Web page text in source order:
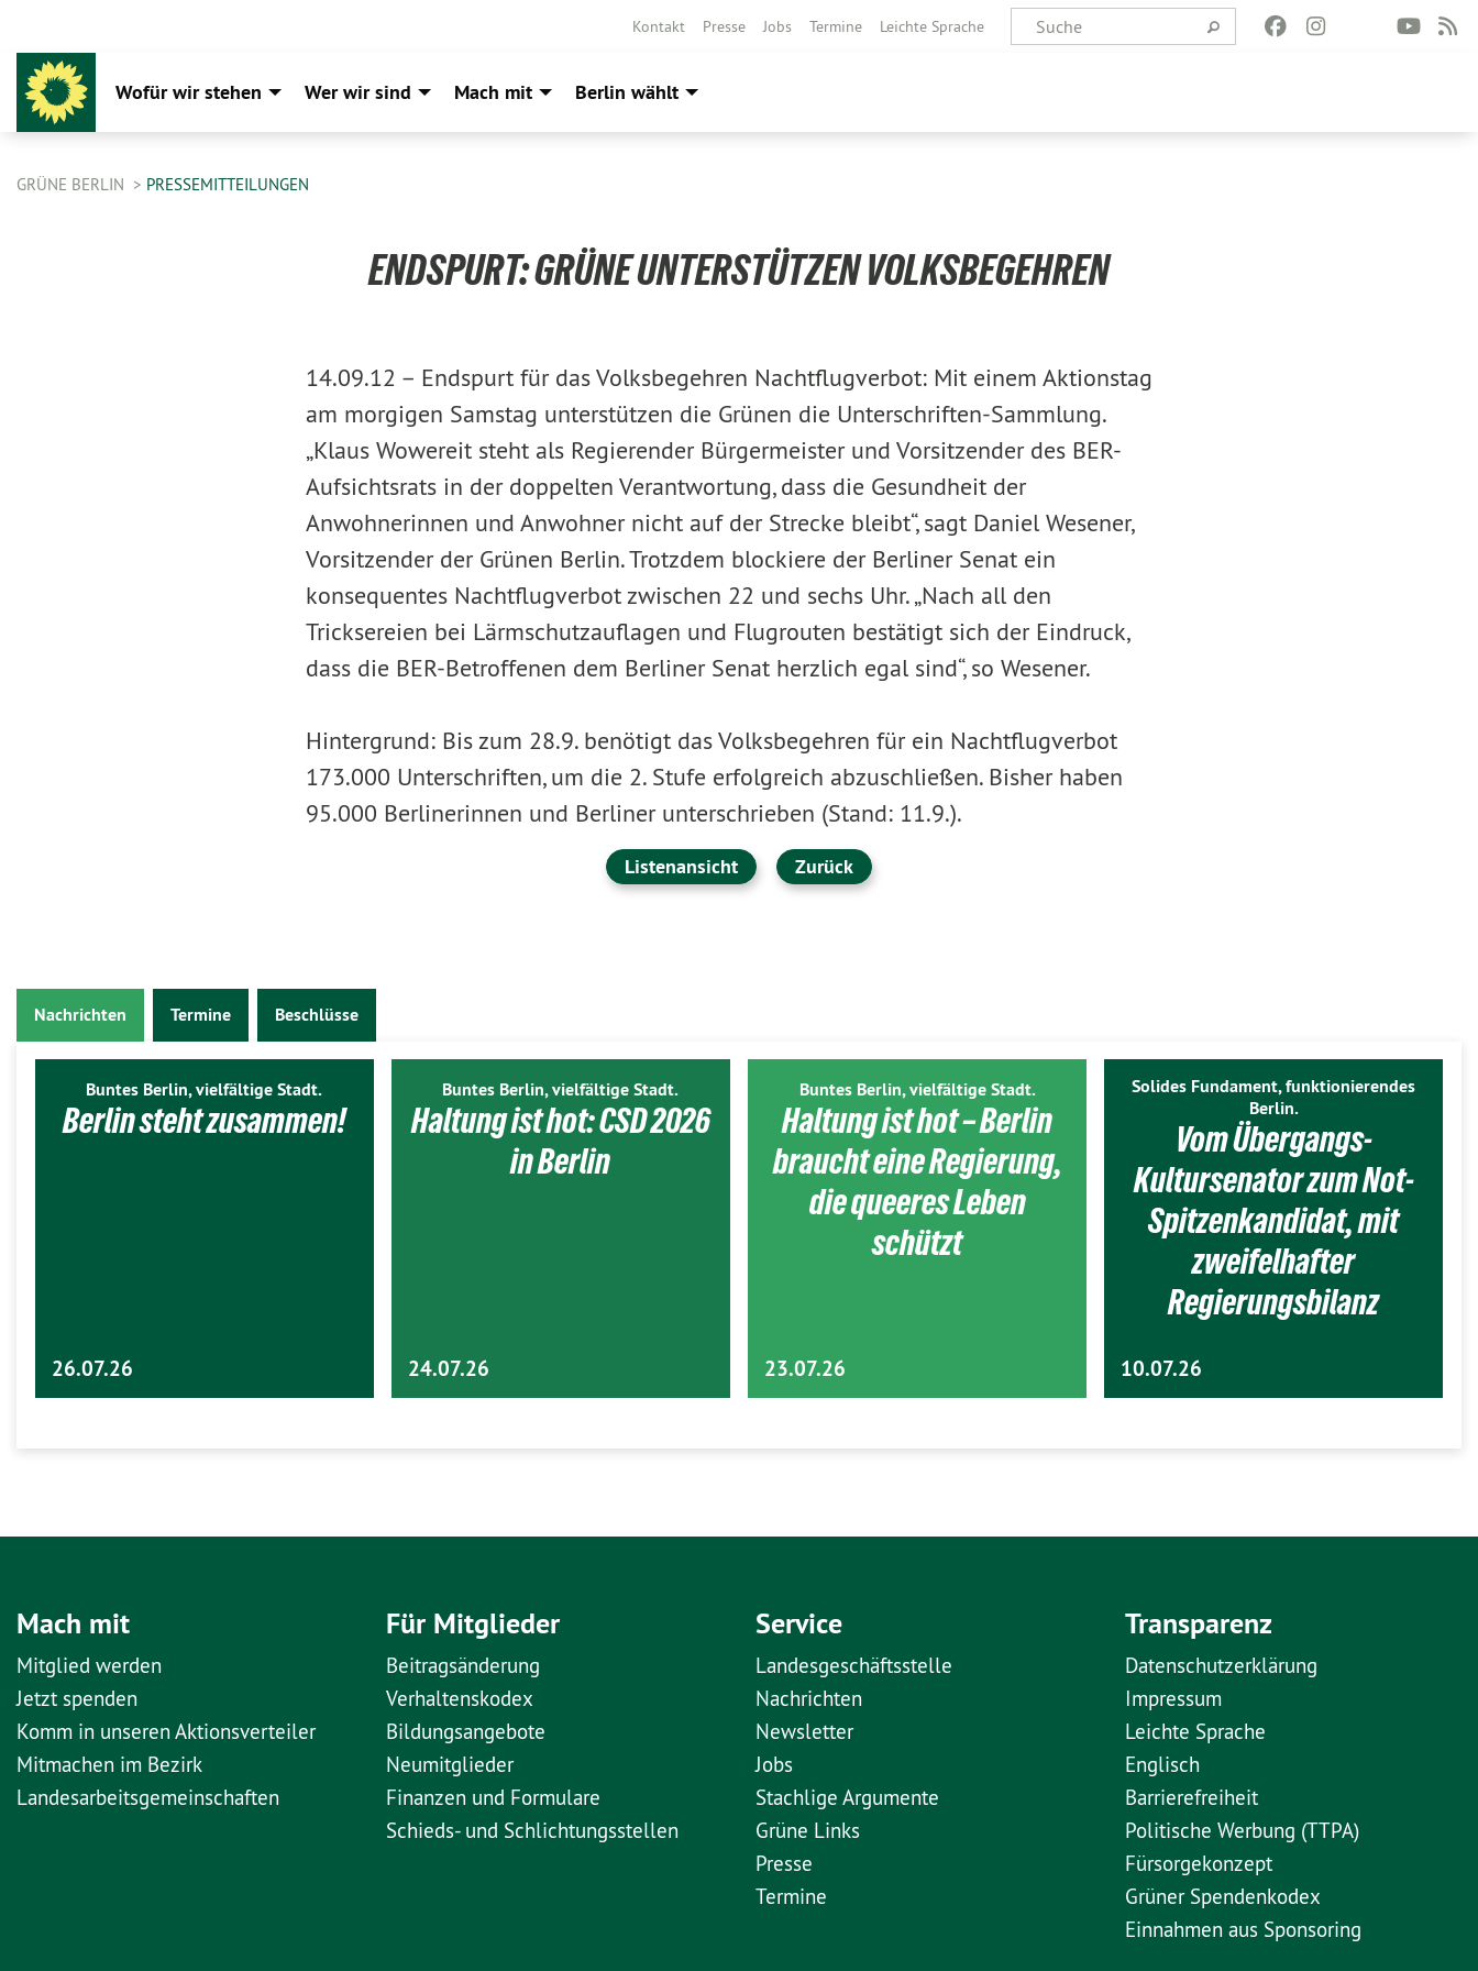
Kontakt Presse Jobs Termine Leichte Sprache
Wofür wir stehen Wer wir sind Mach mit Berlin wählt
GRÜNE BERLIN PRESSEMITTEILUNGEN
ENDSPURT: GRÜNE UNTERSTÜTZEN VOLKSBEGEHREN
14.09.12 – Endspurt für das Volksbegehren Nachtflugverbot: Mit einem Aktionstag
am morgigen Samstag unterstützen die Grünen die Unterschriften-Sammlung.
„Klaus Wowereit steht als Regierender Bürgermeister und Vorsitzender des BER-
Aufsichtsrats in der doppelten Verantwortung, dass die Gesundheit der
Anwohnerinnen und Anwohner nicht auf der Strecke bleibt“, sagt Daniel Wesener,
Vorsitzender der Grünen Berlin. Trotzdem blockiere der Berliner Senat ein
konsequentes Nachtflugverbot zwischen 22 und sechs Uhr. „Nach all den
Tricksereien bei Lärmschutzauflagen und Flugrouten bestätigt sich der Eindruck,
dass die BER-Betroffenen dem Berliner Senat herzlich egal sind“, so Wesener.
Hintergrund: Bis zum 28.9. benötigt das Volksbegehren für ein Nachtflugverbot
173.000 Unterschriften, um die 2. Stufe erfolgreich abzuschließen. Bisher haben
95.000 Berlinerinnen und Berliner unterschrieben (Stand: 11.9.).
Listenansicht Zurück
Nachrichten Termine Beschlüsse
Buntes Berlin, vielfältige Stadt.
Berlin steht zusammen!
26.07.26
Buntes Berlin, vielfältige Stadt.
Haltung ist hot: CSD 2026
in Berlin
24.07.26
Buntes Berlin, vielfältige Stadt.
Haltung ist hot – Berlin
braucht eine Regierung,
die queeres Leben
schützt
23.07.26
Solides Fundament, funktionierendes
Berlin.
Vom Übergangs-
Kultursenator zum Not-
Spitzenkandidat, mit
zweifelhafter
Regierungsbilanz
10.07.26
Mach mit
Mitglied werden
Jetzt spenden
Komm in unseren Aktionsverteiler
Mitmachen im Bezirk
Landesarbeitsgemeinschaften
Für Mitglieder
Beitragsänderung
Verhaltenskodex
Bildungsangebote
Neumitglieder
Finanzen und Formulare
Schieds- und Schlichtungsstellen
Service
Landesgeschäftsstelle
Nachrichten
Newsletter
Jobs
Stachlige Argumente
Grüne Links
Presse
Termine
Transparenz
Datenschutzerklärung
Impressum
Leichte Sprache
Englisch
Barrierefreiheit
Politische Werbung (TTPA)
Fürsorgekonzept
Grüner Spendenkodex
Einnahmen aus Sponsoring